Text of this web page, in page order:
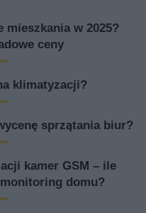
mieszkania w 2025?
ceny
klimatyzacji?
sprzątania biur?
kamer GSM – ile
monitoring domu?